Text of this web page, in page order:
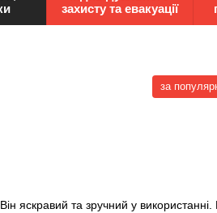
захисту та евакуації
за
яскравий та зручний у